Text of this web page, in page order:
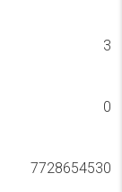
3
0
7728654530